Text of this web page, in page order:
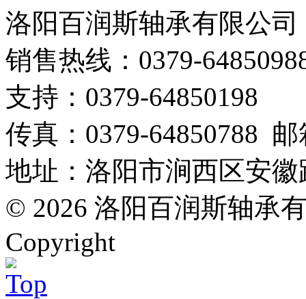
洛阳百润斯轴承有限公司
销售热线：0379-
支持：0379-64850198
传真：0379-64850788 邮
地址：洛阳市涧西区安徽
© 2026 洛阳百润斯轴承
Copyright
Top